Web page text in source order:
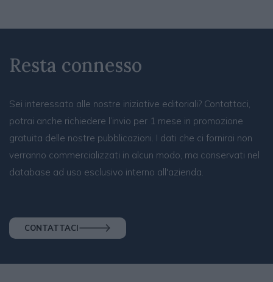
Resta connesso
Sei interessato alle nostre iniziative editoriali? Contattaci,
potrai anche richiedere l’invio per 1 mese in promozione
gratuita delle nostre pubblicazioni. I dati che ci fornirai non
verranno commercializzati in alcun modo, ma conservati nel
database ad uso esclusivo interno all'azienda.
CONTATTACI